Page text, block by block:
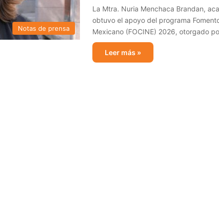
Notas de prensa
La Mtra. Nuria Menchaca Brandan,
obtuvo el apoyo del programa
Mexicano (FOCINE) 2026, otorgado
Leer más »